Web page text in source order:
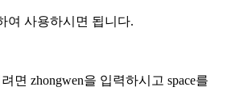
여 사용하시면 됩니다.
면 zhongwen을 입력하시고 space를